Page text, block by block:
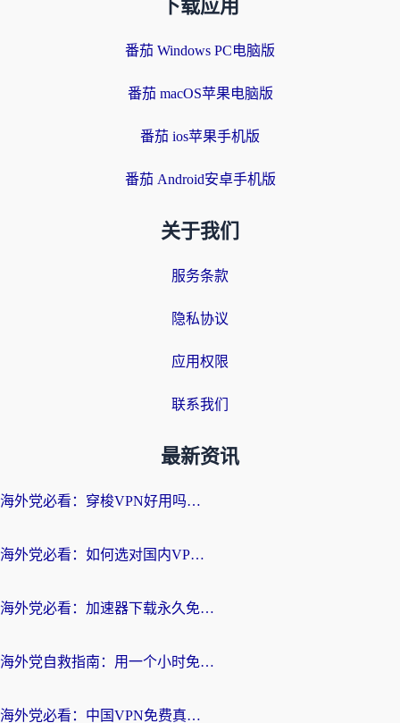
下载应用
番茄 Windows PC电脑版
番茄 macOS苹果电脑版
番茄 ios苹果手机版
番茄 Android安卓手机版
关于我们
服务条款
隐私协议
应用权限
联系我们
最新资讯
海外党必看：穿梭VPN好用吗？和云帆VPN对比哪个回国效果更好？附真实测评+避坑指南
海外党必看：如何选对国内VPN，实现无缝访问国内资源？
海外党必看：加速器下载永久免费版真的存在吗？教你无缝访问国内资源的正确姿势
海外党自救指南：用一个小时免费加速器，轻松打破国内资源访问壁垒？
海外党必看：中国VPN免费真的靠谱吗？手把手教你选对回国加速器